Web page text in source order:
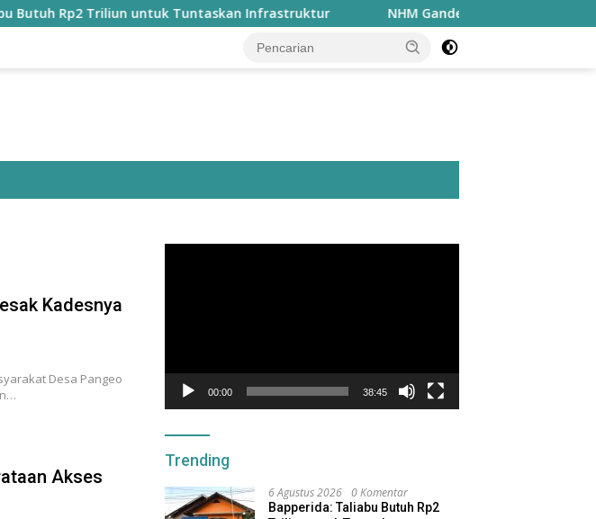
Triliun untuk Tuntaskan Infrastruktur NHM Gandeng MGEI-SC UNG Bahas
Kadesnya
Desa Pangeo
Akses
00:00 38:45
Trending
6 Agustus 2026 0 Komentar
Bapperida: Taliabu Butuh Rp2